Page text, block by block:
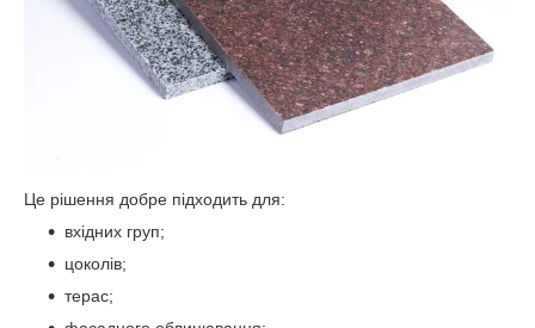
Це рішення добре підходить для:
вхідних груп;
цоколів;
терас;